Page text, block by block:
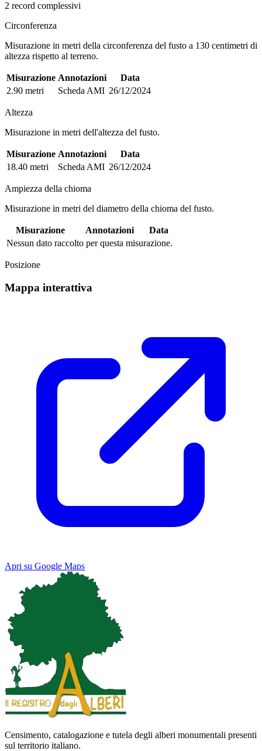
2 record complessivi
Circonferenza
Misurazione in metri della circonferenza del fusto a 130 centimetri di
altezza rispetto al terreno.
Misurazione Annotazioni
Data
2.90 metri
Scheda AMI 26/12/2024
Altezza
Misurazione in metri dell'altezza del fusto.
Misurazione Annotazioni
Data
18.40 metri
Scheda AMI 26/12/2024
Ampiezza della chioma
Misurazione in metri del diametro della chioma del fusto.
Misurazione Annotazioni
Data
Nessun dato raccolto per questa misurazione.
Posizione
Mappa interattiva
Apri su Google Maps
Map Satellite
Keyboard shortcuts
Censimento, catalogazione e tutela degli alberi monumentali presenti
sul territorio italiano.